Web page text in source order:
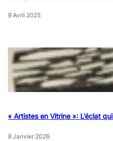
9 Avril 2025
« Artistes en Vitrine »: L’éclat
8 Janvier 2026